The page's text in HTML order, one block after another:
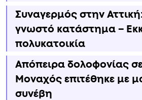
Συναγερμός στην
γνωστό κατάστημα –
πολυκατοικία
Απόπειρα δολοφονίας
Μοναχός επιτέθηκε με
συνέβη